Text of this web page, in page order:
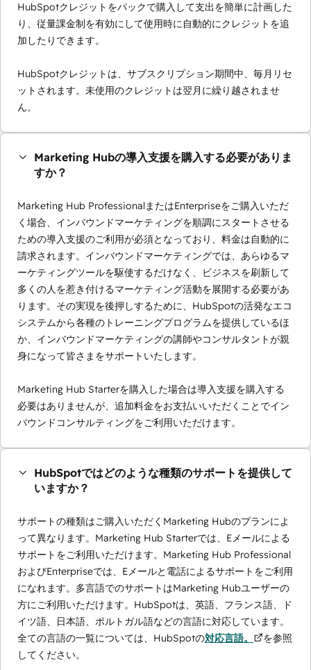
HubSpotクレジットをパックで購入して支出を簡単に計画した
り、従量課金制を有効にして使用時に自動的にクレジットを追
加したりできます。
HubSpotクレジットは、サブスクリプション期間中、毎月リセ
ットされます。未使用のクレジットは翌月に繰り越されませ
ん。
Marketing Hubの導入支援を購入する必要がありま
すか？
Marketing Hub ProfessionalまたはEnterpriseをご購入いただ
く場合、インバウンドマーケティングを順調にスタートさせる
ための導入支援のご利用が必須となっており、料金は自動的に
請求されます。インバウンドマーケティングでは、あらゆるマ
ーケティングツールを駆使するだけなく、ビジネスを刷新して
多くの人を惹き付けるマーケティング活動を展開する必要があ
ります。その実現を後押しするために、HubSpotの活発なエコ
システムから各種のトレーニングプログラムを提供しているほ
か、インバウンドマーケティングの講師やコンサルタントが親
身になって皆さまをサポートいたします。
Marketing Hub Starterを購入した場合は導入支援を購入する
必要はありませんが、追加料金をお支払いいただくことでイン
バウンドコンサルティングをご利用いただけます。
HubSpotではどのような種類のサポートを提供して
いますか？
サポートの種類はご購入いただくMarketing Hubのプランによ
って異なります。Marketing Hub Starterでは、Eメールによる
サポートをご利用いただけます。Marketing Hub Professional
およびEnterpriseでは、Eメールと電話によるサポートをご利用
になれます。多言語でのサポートはMarketing Hubユーザーの
方にご利用いただけます。HubSpotは、英語、フランス語、ド
イツ語、日本語、ポルトガル語などの言語に対応しています。
全ての言語の一覧については、HubSpotの対応言語。
を参照
してください。